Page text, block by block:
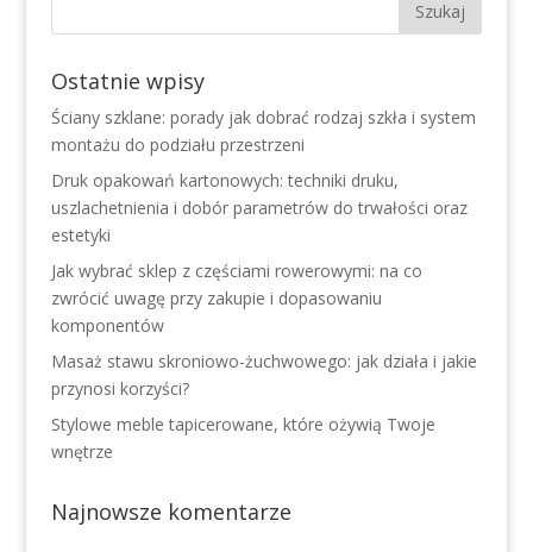
Ostatnie wpisy
Ściany szklane: porady jak dobrać rodzaj szkła i system
montażu do podziału przestrzeni
Druk opakowań kartonowych: techniki druku,
uszlachetnienia i dobór parametrów do trwałości oraz
estetyki
Jak wybrać sklep z częściami rowerowymi: na co
zwrócić uwagę przy zakupie i dopasowaniu
komponentów
Masaż stawu skroniowo-żuchwowego: jak działa i jakie
przynosi korzyści?
Stylowe meble tapicerowane, które ożywią Twoje
wnętrze
Najnowsze komentarze